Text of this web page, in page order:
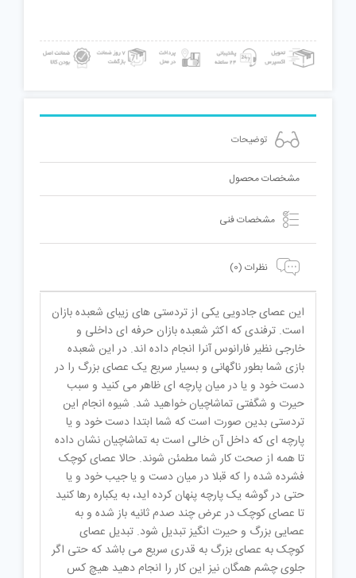
DSK171
عدد
توضیحات
مشخصات محصول
مشخصات فنی
نظرات (0)
این عصای جادویی یکی از تردستی های زیبای شعبده بازان
است. ترفندی که اکثر شعبده بازان حرفه ای داخلی و
خارجی نظیر فارانوس آنرا انجام داده اند. در این شعبده
بازی شما بطور ناگهانی و بسیار سریع یک عصای بزرگ را در
دست خود و یا در میان پارچه ای ظاهر می کنید و سبب
حیرت و شگفتی تماشاچیان خواهید شد. شیوه انجام این
تردستی بدین صورت است که شما ابتدا دست خود و یا
پارچه ای که داخل آن خالی است به تماشاچیان نشان داده
تا همه از صحت کار شما مطمئن شوند. حالا عصای کوچک
فشرده شده را که قبلا در میان دست و یا جیب خود و یا
حتی در گوشه یک پارچه پنهان کرده اید، به یکباره رها کنید
تا عصای کوچک در عرض چند صدم ثانیه باز شده و به
عصایی بزرگ و حیرت انگیز تبدیل شود. تبدیل عصای
کوچک به عصای بزرگ به قدری سریع می باشد که حتی اگر
جلوی چشم همگان نیز این کار را انجام دهید هیچ کس